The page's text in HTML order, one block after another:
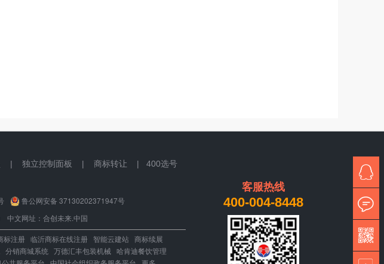
| 独立控制面板 | 商标转让 | 400选号
鲁公网安备 37130202371947号
中文网址： 合创未来.中国
标注册 临沂商标在线注册 智能云建站 商标续展
分销商城系统 万德汇丰包装机械 哈肯迪餐饮管理
客服热线
400-004-8448